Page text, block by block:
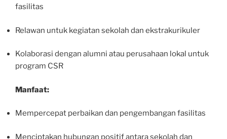
fasilitas
Relawan untuk kegiatan sekolah dan ekstrakurikuler
Kolaborasi dengan alumni atau perusahaan lokal untuk
program CSR
Manfaat:
Mempercepat perbaikan dan pengembangan fasilitas
Menciptakan hubungan positif antara sekolah dan